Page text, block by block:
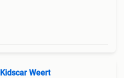
Kidscar Weert